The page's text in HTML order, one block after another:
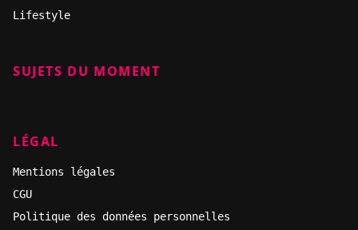
Lifestyle
SUJETS DU MOMENT
LÉGAL
Mentions légales
CGU
Politique des données personnelles